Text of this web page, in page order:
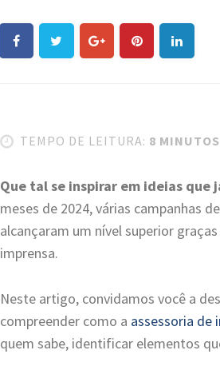
TEMPO DE LEITURA: 8 MINUTOS
Que tal se inspirar em ideias que
meses de 2024, várias campanhas
alcançaram um nível superior
imprensa.
Neste artigo, convidamos você a
compreender como a assessoria de
quem sabe, identificar elementos